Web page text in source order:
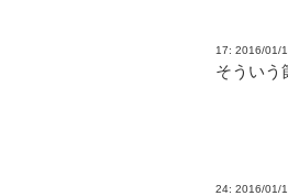
17: 2016/01/
そういう
24: 2016/01/